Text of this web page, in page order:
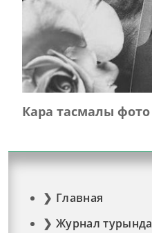
Кара тасмалы фото
Главная
Журнал турында